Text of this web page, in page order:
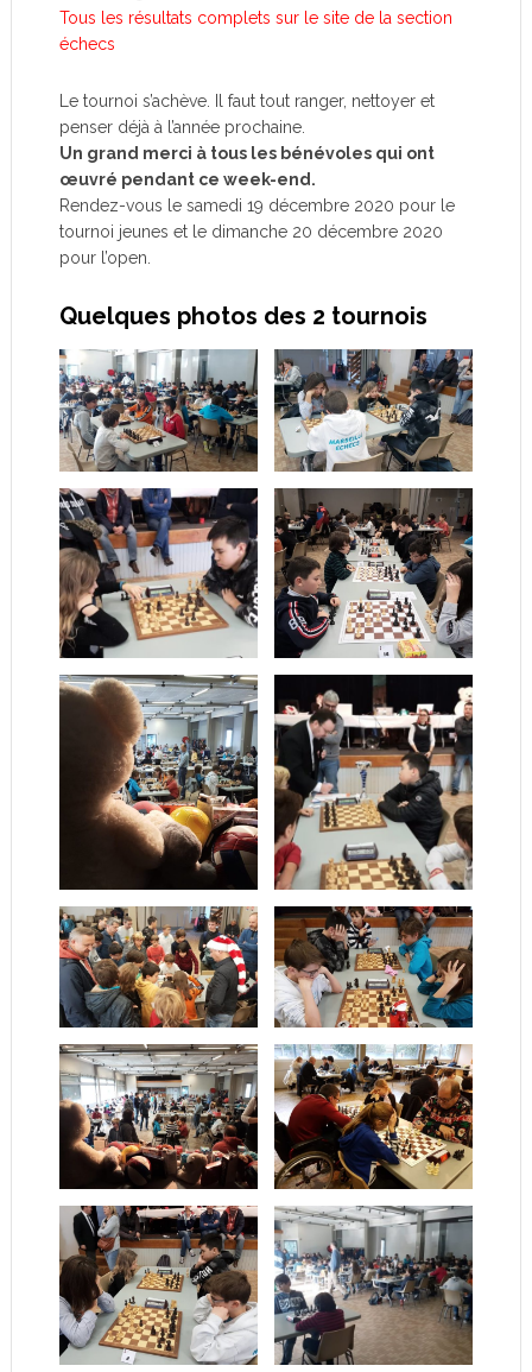
Tous les résultats complets sur le site de la section
échecs
Le tournoi s’achève. Il faut tout ranger, nettoyer et
penser déjà à l’année prochaine.
Un grand merci à tous les bénévoles qui ont
œuvré pendant ce week-end.
Rendez-vous le samedi 19 décembre 2020 pour le
tournoi jeunes et le dimanche 20 décembre 2020
pour l’open.
Quelques photos des 2 tournois